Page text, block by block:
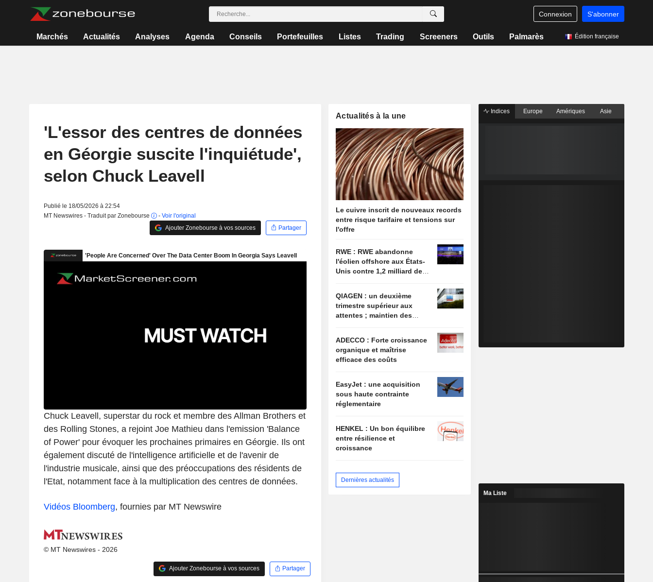
Connexion S'abonner
Marchés Actualités Analyses Agenda Conseils Portefeuilles Listes Trading Screeners Outils Palmarès Édition française
'L'essor des centres de données
en Géorgie suscite l'inquiétude',
selon Chuck Leavell
Publié le 18/05/2026 à 22:54
MT Newswires - Traduit par Zonebourse
- Voir l'original
Ajouter Zonebourse à vos sources
Partager
Chuck Leavell, superstar du rock et membre des Allman Brothers et
des Rolling Stones, a rejoint Joe Mathieu dans l'emission 'Balance
of Power' pour évoquer les prochaines primaires en Géorgie. Ils ont
également discuté de l'intelligence artificielle et de l'avenir de
l'industrie musicale, ainsi que des préoccupations des résidents de
l'Etat, notamment face à la multiplication des centres de données.
Vidéos Bloomberg, fournies par MT Newswire
© MT Newswires - 2026
Ajouter Zonebourse à vos sources Partager
Actualités à la une
Le cuivre inscrit de nouveaux records
entre risque tarifaire et tensions sur
l'offre
RWE : RWE abandonne
l'éolien offshore aux États-
Unis contre 1,2 milliard de
QIAGEN : un deuxième
trimestre supérieur aux
attentes ; maintien des
ADECCO : Forte croissance
organique et maîtrise
efficace des coûts
EasyJet : une acquisition
sous haute contrainte
réglementaire
HENKEL : Un bon équilibre
entre résilience et
croissance
Dernières actualités
Indices Europe Amériques Asie
Ma Liste